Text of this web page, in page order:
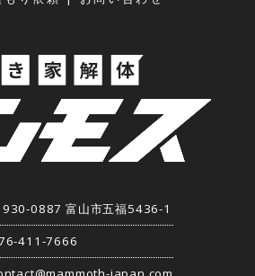
930-0887 富山市五福5436-1
411-7666